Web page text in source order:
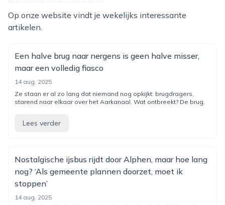
Op onze website vindt je wekelijks interessante
artikelen.
Een halve brug naar nergens is geen halve misser,
maar een volledig fiasco
14 aug. 2025
Ze staan er al zo lang dat niemand nog opkijkt: brugdragers,
starend naar elkaar over het Aarkanaal. Wat ontbreekt? De brug.
Lees verder
Nostalgische ijsbus rijdt door Alphen, maar hoe lang
nog? ‘Als gemeente plannen doorzet, moet ik
stoppen’
14 aug. 2025